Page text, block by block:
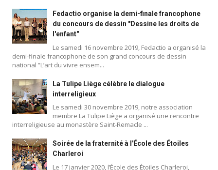
Fedactio organise la demi-finale francophone
du concours de dessin "Dessine les droits de
l'enfant"
Le samedi 16 novembre 2019, Fedactio a organisé la
demi-finale francophone de son grand concours de dessin
national “L’art du vivre ensem...
La Tulipe Liège célèbre le dialogue
interreligieux
Le samedi 30 novembre 2019, notre association
membre La Tulipe Liège a organisé une rencontre
interreligieuse au monastère Saint-Remacle ...
Soirée de la fraternité à l'École des Étoiles
Charleroi
Le 17 janvier 2020, l’École des Étoiles Charleroi,